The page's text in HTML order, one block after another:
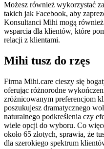
Możesz również wykorzystać
takich jak Facebook, aby
Konsultanci Mihi mogą
wsparcia dla klientów, które
relacji z klientami.
Mihi tusz do rzęs
Firma Mihi.care cieszy się
oferując różnorodne
zróżnicowanym preferencjom
poszukujesz dramatycznego
naturalnego podkreślenia czy
wiele opcji do wyboru. Co
około 65 złotych, sprawia, że
dla szerokiego spektrum